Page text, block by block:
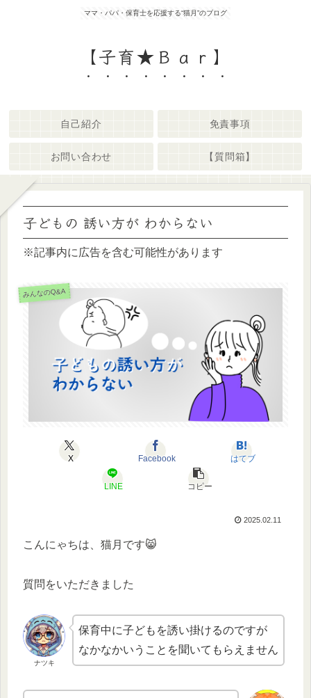
ママ・パパ・保育士を応援する“猫月”のブログ
【子育★Ｂａｒ】
自己紹介 免責事項
お問い合わせ 【質問箱】
子どもの 誘い方が わからない
※記事内に広告を含む可能性があります
みんなのQ&A
X Facebook はてブ
LINE コピー
2025.02.11
こんにゃちは、猫月です😸
質問をいただきました
ナツキ
保育中に子どもを誘い掛けるのですが
なかなかいうことを聞いてもらえません